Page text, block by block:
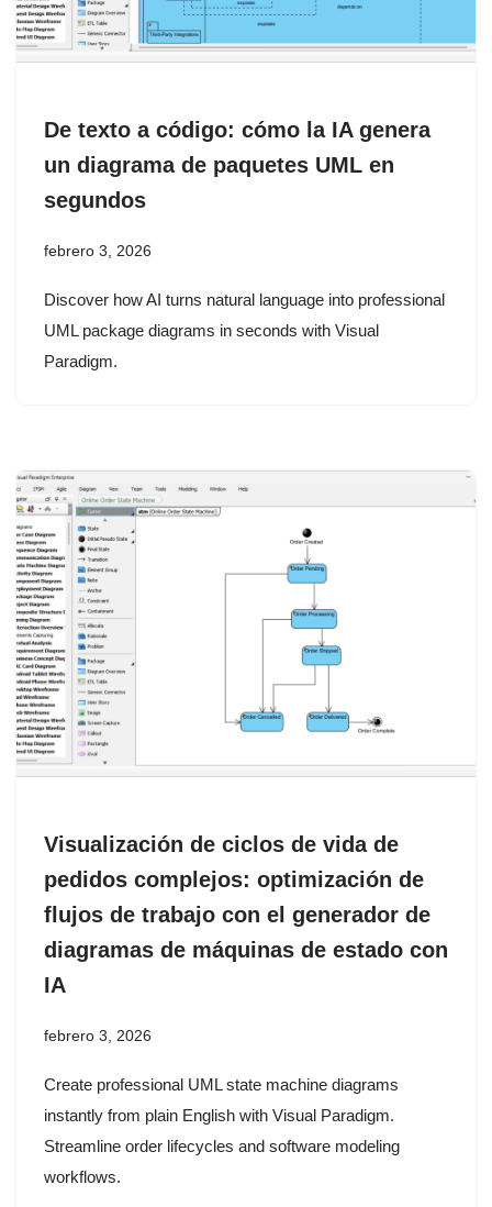
De texto a código: cómo la IA genera
un diagrama de paquetes UML en
segundos
febrero 3, 2026
Discover how AI turns natural language into professional
UML package diagrams in seconds with Visual
Paradigm.
Visualización de ciclos de vida de
pedidos complejos: optimización de
flujos de trabajo con el generador de
diagramas de máquinas de estado con
IA
febrero 3, 2026
Create professional UML state machine diagrams
instantly from plain English with Visual Paradigm.
Streamline order lifecycles and software modeling
workflows.